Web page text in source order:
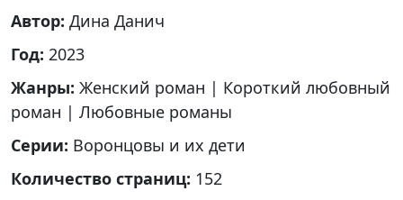
Автор: Дина Данич
Год: 2023
Жанры: Женский роман | Короткий любовный
роман | Любовные романы
Серии: Воронцовы и их дети
Количество страниц: 152